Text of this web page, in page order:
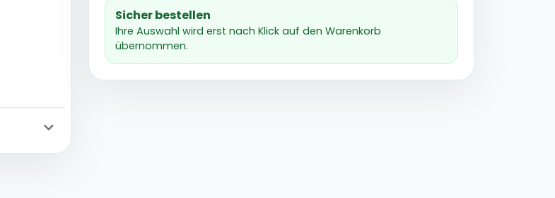
Sicher bestellen
Ihre Auswahl wird erst nach Klick auf den Warenkorb
übernommen.